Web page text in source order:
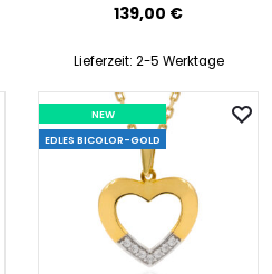
139,00 €
Lieferzeit: 2-5 Werktage
NEW
EDLES BICOLOR-GOLD